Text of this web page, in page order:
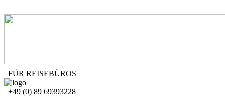
FÜR REISEBÜROS
+49 (0) 89 69393228